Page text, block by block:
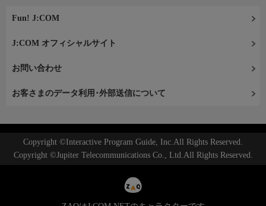
Fun! J:COM
J:COM オフィシャルサイト
お問い合わせ
お客さまのデータ利用･外部送信について
Copyright ©Interactive Program Guide, Inc.All Rights Reserved.
Copyright ©Jupiter Telecommunications Co., Ltd.All Rights Reserved.